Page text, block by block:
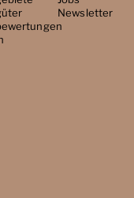
Newsletter